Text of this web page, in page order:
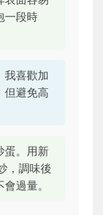
一段時
我喜歡加
但避免高
蛋。用新
，調味後
過量。